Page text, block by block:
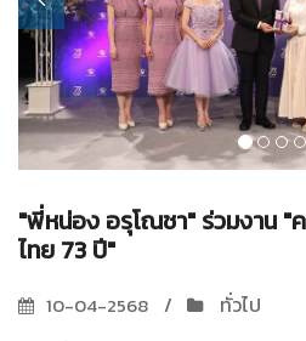
"พี่หน่อง อรุโณชา" ร่วมงาน
ไทย 73 ปี"
10-04-2568 ทั่วไป